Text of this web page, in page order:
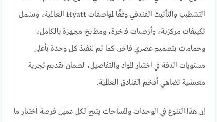
التشطيب والتأثيث الفندقي وفقًا لمواصفات Hyatt العالمية، وتشمل
تكييفات مركزية، وأرضيات فاخرة، ومطابخ مجهزة بالكامل،
وحمامات بتصميم عصري فاخر. كما تم تنفيذ كل وحدة بأعلى
مستويات الدقة في اختيار المواد والتفاصيل، لضمان تقديم تجربة
معيشية تضاهي أفخم الفنادق العالمية.
إن هذا التنوع في الوحدات والمساحات يتيح لكل عميل فرصة اختيار ما